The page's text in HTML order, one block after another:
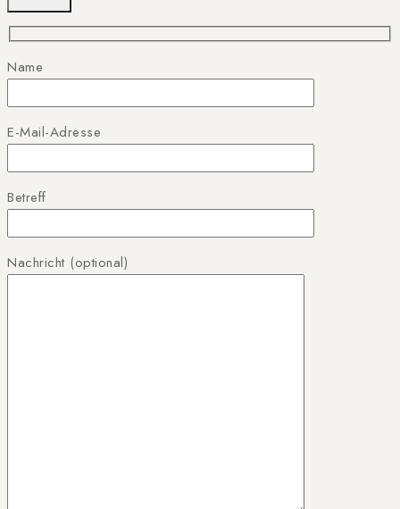
Name
E-Mail-Adresse
Betreff
Nachricht (optional)